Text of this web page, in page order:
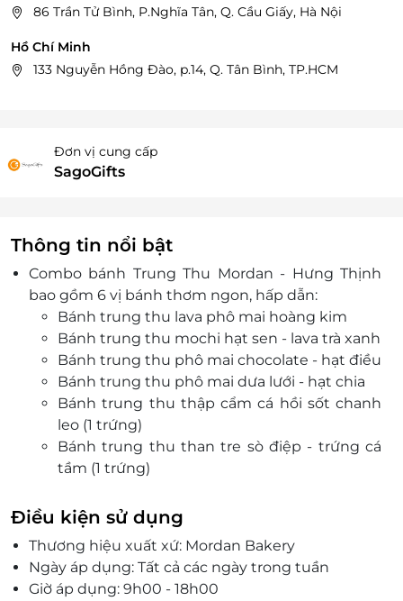
86 Trần Tử Bình, P.Nghĩa Tân, Q. Cầu Giấy, Hà Nội
Hồ Chí Minh
133 Nguyễn Hồng Đào, p.14, Q. Tân Bình, TP.HCM
Đơn vị cung cấp
SagoGifts
Thông tin nổi bật
Combo bánh Trung Thu Mordan - Hưng Thịnh
bao gồm 6 vị bánh thơm ngon, hấp dẫn:
Bánh trung thu lava phô mai hoàng kim
Bánh trung thu mochi hạt sen - lava trà xanh
Bánh trung thu phô mai chocolate - hạt điều
Bánh trung thu phô mai dưa lưới - hạt chia
Bánh trung thu thập cẩm cá hồi sốt chanh
leo (1 trứng)
Bánh trung thu than tre sò điệp - trứng cá
tầm (1 trứng)
phẩm chất lượng và dịch vụ uy tín;
đem đến trải nghiệm tốt nhất cho Quý khách
trong dịp Tết Trung Thu.
Điều kiện sử dụng
Thương hiệu xuất xứ: Mordan Bakery
Ngày áp dụng: Tất cả các ngày trong tuần
Giờ áp dụng: 9h00 - 18h00